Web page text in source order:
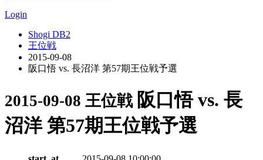
Login
Shogi DB2
王位戦
2015-09-08
阪口悟 vs. 長沼洋 第57期王位戦予選
2015-09-08 王位戦 阪口悟 vs. 長
沼洋 第57期王位戦予選